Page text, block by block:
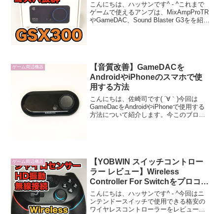
こんにちは、ハッサンです^ - ^これまで
ゲームで使えるアンプは、MixAmpProTR
やGameDAC、Sound Blaster G3をを紹介
ゲーム周辺機器
【音質改善】GameDACを
AndroidやiPhoneのスマホで使
用する方法
こんにちは、佐崎司です( ´∀｀)今回は
GameDacをAndroidやiPhoneで使用する
方法について紹介します。今このブログ
ゲーム周辺機器
【YOBWIN スイッチコントロー
ラー レビュー】Wireless
Controller For Switchをプロコン
と比較してみました！
こんにちは、ハッサンです^ - ^今回はニ
ンテンドースイッチで使用できる格安の
ワイヤレスコントローラーをレビューし